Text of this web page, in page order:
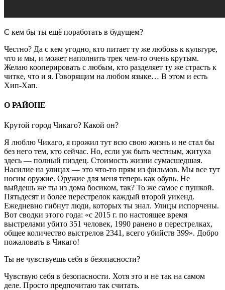
С кем бы ты ещё поработать в будущем?
Честно? Да с кем угодно, кто питает ту же любовь к культуре,
что и мы, и может наполнить трек чем-то очень крутым.
Желаю кооперировать с любым, кто разделяет ту же страсть к
читке, что и я. Говорящим на любом языке… В этом и есть
Хип-Хап.
О РАЙОНЕ
Крутой город Чикаго? Какой он?
Я люблю Чикаго, я прожил тут всю свою жизнь и не стал бы
без него тем, кто сейчас. Но, если уж быть честным, житуха
здесь — полный пиздец. Стоимость жизни сумасшедшая.
Насилие на улицах — это что-то прям из фильмов. Мы все тут
носим оружие. Оружие для меня теперь как обувь. Не
выйдешь же ты из дома босиком, так? То же самое с пушкой.
Пятьдесят и более перестрелок каждый второй уикенд.
Ежедневно гибнут люди, которых ты знал. Улицы испорчены.
Вот сводки этого года: «с 2015 г. по настоящее время
выстрелами убито 351 человек, 1990 ранено в перестрелках,
общее количество выстрелов 2341, всего убийств 399». Добро
пожаловать в Чикаго!
Ты не чувствуешь себя в безопасности?
Чувствую себя в безопасности. Хотя это и не так на самом
деле. Просто предпочитаю так считать.